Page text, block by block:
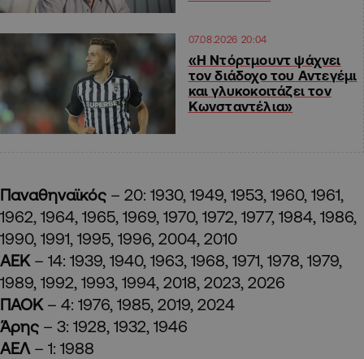
07.08.2026 20:04
«Η Ντόρτμουντ ψάχνει
τον διάδοχο του Αντεγέμι
και γλυκοκοιτάζει τον
Κωνσταντέλια»
Παναθηναϊκός – 20: 1930, 1949, 1953, 1960, 1961,
1962, 1964, 1965, 1969, 1970, 1972, 1977, 1984, 1986,
1990, 1991, 1995, 1996, 2004, 2010
ΑΕΚ– 14: 1939, 1940, 1963, 1968, 1971, 1978, 1979,
1989, 1992, 1993, 1994, 2018, 2023, 2026
ΠΑΟΚ– 4: 1976, 1985, 2019, 2024
Άρης – 3: 1928, 1932, 1946
ΑΕΛ – 1: 1988